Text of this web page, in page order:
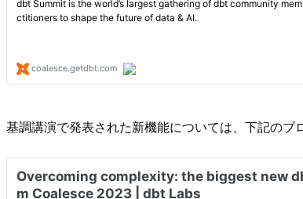
基調講演で発表された新機能については、下記のブ